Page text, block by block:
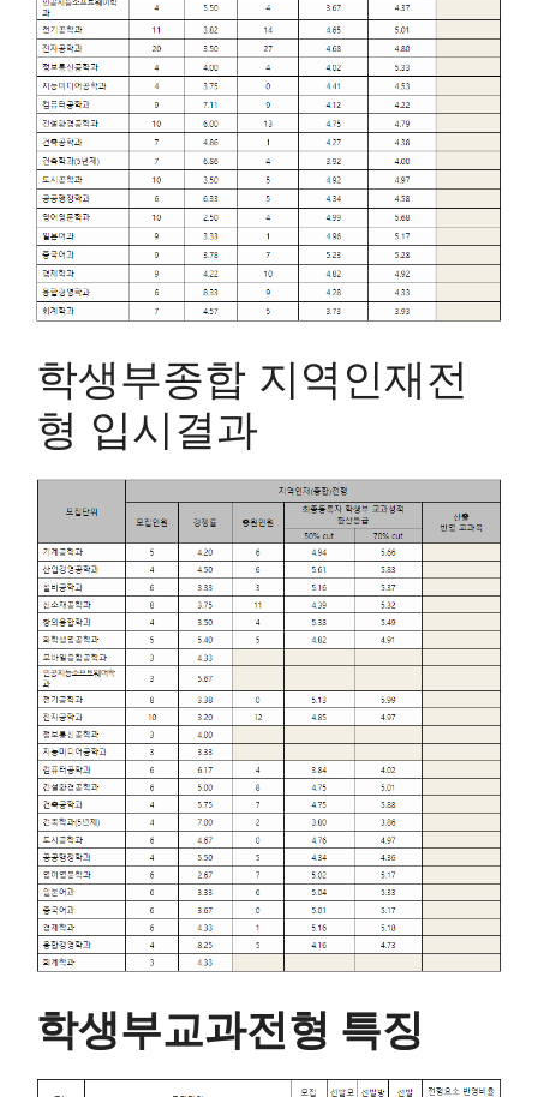
학생부종합 지역인재전
형 입시결과
학생부교과전형 특징